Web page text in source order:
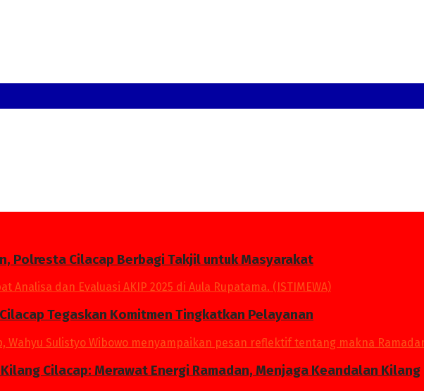
Polresta Cilacap Berbagi Takjil untuk Masyarakat
Tegaskan Komitmen Tingkatkan Pelayanan
Kilang Cilacap: Merawat Energi Ramadan, Menjaga Keandalan Kilang